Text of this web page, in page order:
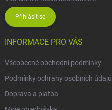
Přihlásit se
INFORMACE PRO VÁS
Všeobecné obchodní podmínky
Podmínky ochrany osobních údajů
Doprava a platba